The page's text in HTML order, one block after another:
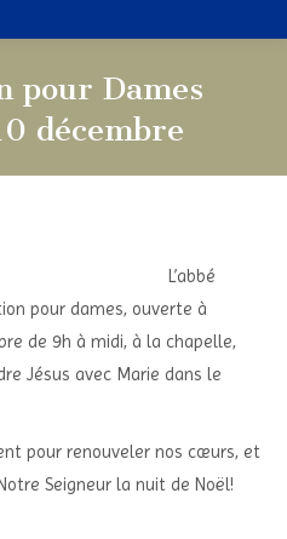
pour Dames
décembre
L’abbé
pour dames, ouverte à
de 9h à midi, à la chapelle,
Jésus avec Marie dans le
pour renouveler nos cœurs, et
Seigneur la nuit de Noël!